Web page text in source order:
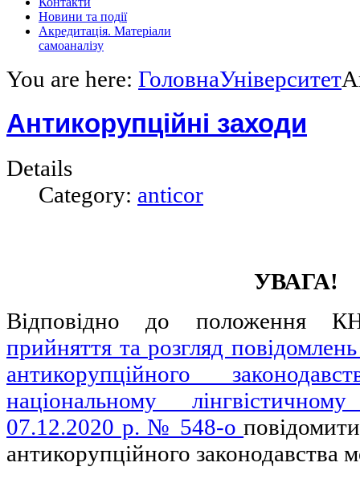
Новини та події
Акредитація. Матеріали
самоаналізу
You are here: ГоловнаУніверситет
Антикорупційні заходи
Details
Category: anticor
УВАГА!
Відповідно до положення
прийняття та розгляд
антикорупційного
національному
07.12.2020 р. № 548-о
антикорупційного законодавства